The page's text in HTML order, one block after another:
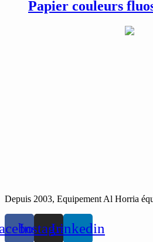
Papier couleurs
Depuis 2003, Equipement Al Horria
InstagramLinkedin